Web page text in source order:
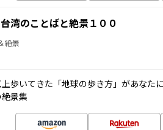
湾のことばと絶景１００
絶景
歩いてきた「地球の歩き方」があなた
景集